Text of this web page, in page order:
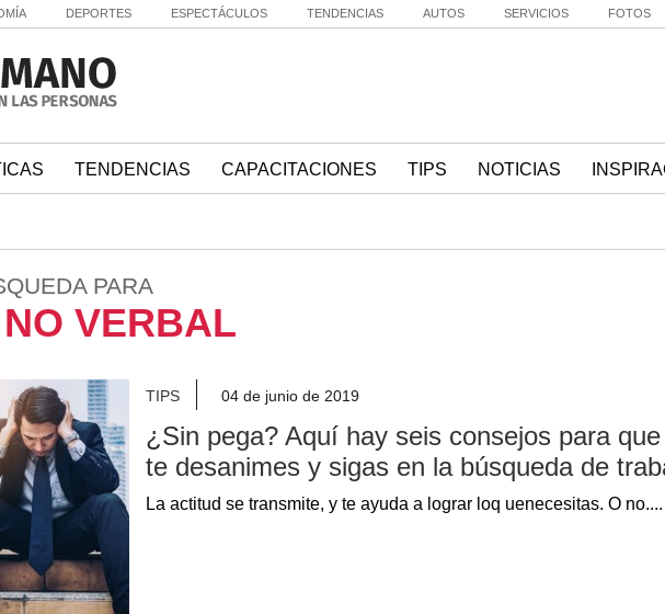
DEPORTES ESPECTÁCULOS TENDENCIAS AUTOS SERVICIOS FOTOS
TENDENCIAS CAPACITACIONES TIPS NOTICIAS
PARA
VERBAL
TIPS 04 de junio de 2019
¿Sin pega? Aquí hay seis consejos para
te desanimes y sigas en la búsqueda de
La actitud se transmite, y te ayuda a lograr loq uenecesitas. O no....